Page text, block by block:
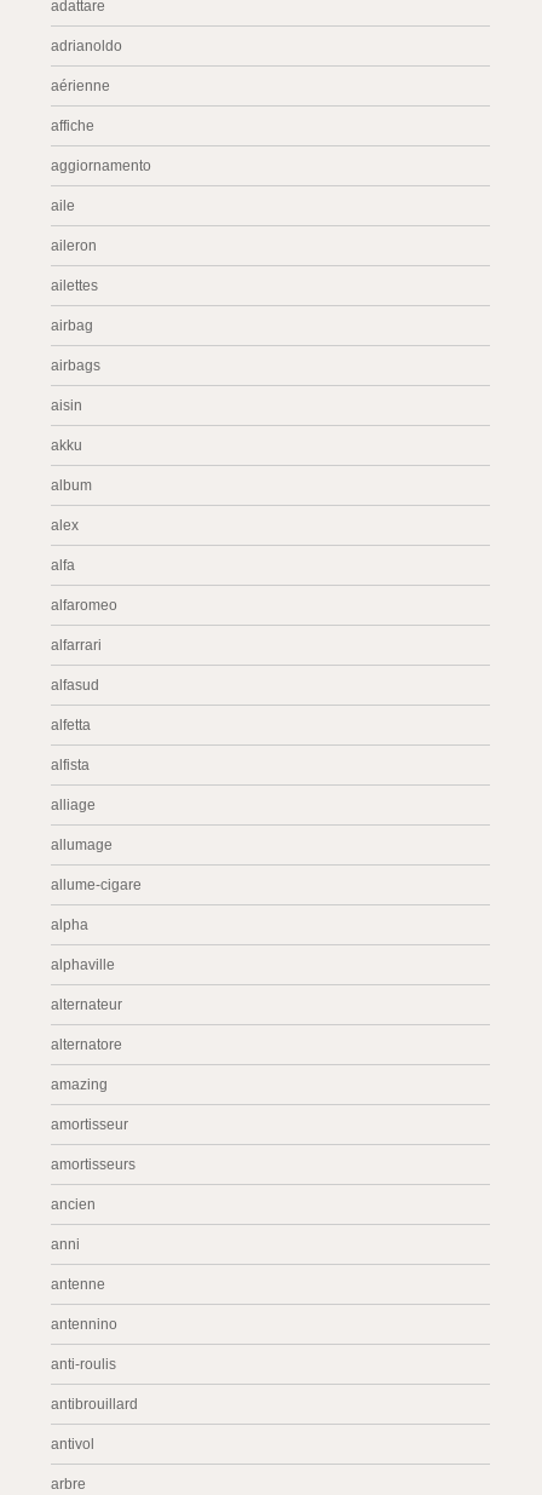
adattare
adrianoldo
aérienne
affiche
aggiornamento
aile
aileron
ailettes
airbag
airbags
aisin
akku
album
alex
alfa
alfaromeo
alfarrari
alfasud
alfetta
alfista
alliage
allumage
allume-cigare
alpha
alphaville
alternateur
alternatore
amazing
amortisseur
amortisseurs
ancien
anni
antenne
antennino
anti-roulis
antibrouillard
antivol
arbre